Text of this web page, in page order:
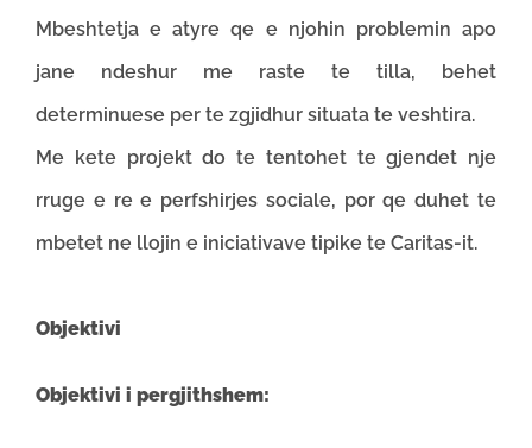
Mbeshtetja e atyre qe e njohin problemin apo
jane ndeshur me raste te tilla, behet
determinuese per te zgjidhur situata te veshtira.
Me kete projekt do te tentohet te gjendet nje
rruge e re e perfshirjes sociale, por qe duhet te
mbetet ne llojin e iniciativave tipike te Caritas-it.
Objektivi
Objektivi i pergjithshem: